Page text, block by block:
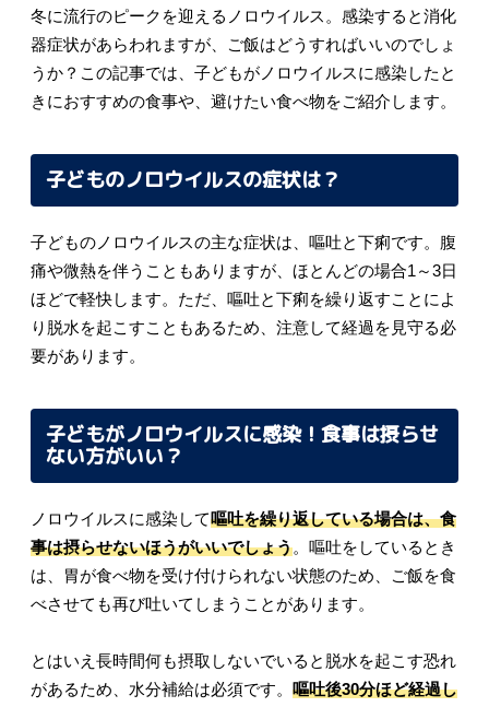
冬に流行のピークを迎えるノロウイルス。感染すると消化
器症状があらわれますが、ご飯はどうすればいいのでしょ
うか？この記事では、子どもがノロウイルスに感染したと
きにおすすめの食事や、避けたい食べ物をご紹介します。
子どものノロウイルスの症状は？
子どものノロウイルスの主な症状は、嘔吐と下痢です。腹
痛や微熱を伴うこともありますが、ほとんどの場合1～3日
ほどで軽快します。ただ、嘔吐と下痢を繰り返すことによ
り脱水を起こすこともあるため、注意して経過を見守る必
要があります。
子どもがノロウイルスに感染！食事は摂らせ
ない方がいい？
ノロウイルスに感染して嘔吐を繰り返している場合は、食
事は摂らせないほうがいいでしょう。嘔吐をしているとき
は、胃が食べ物を受け付けられない状態のため、ご飯を食
べさせても再び吐いてしまうことがあります。
とはいえ長時間何も摂取しないでいると脱水を起こす恐れ
があるため、水分補給は必須です。 嘔吐後30分ほど経過し